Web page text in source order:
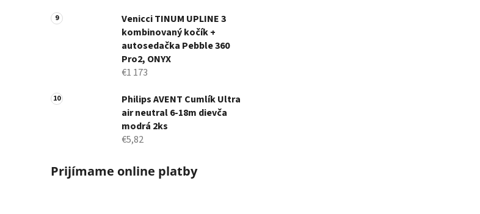
Venicci TINUM UPLINE 3
kombinovaný kočík +
autosedačka Pebble 360
Pro2, ONYX
€1 173
Philips AVENT Cumlík Ultra
air neutral 6-18m dievča
modrá 2ks
€5,82
Prijímame online platby